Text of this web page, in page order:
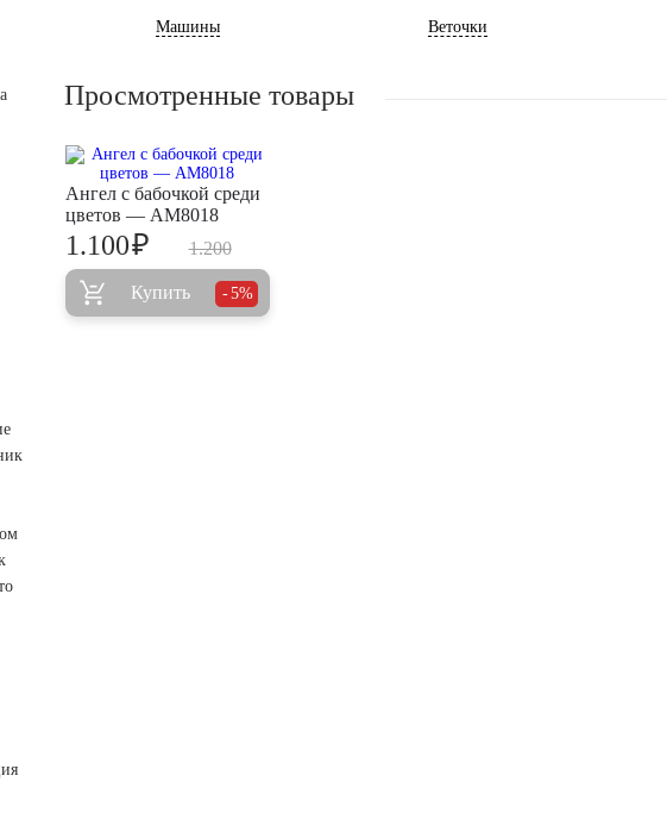
Машины Веточки
Просмотренные товары
Ангел с бабочкой среди
цветов — AM8018
1.200
1.100₽
Купить 5%